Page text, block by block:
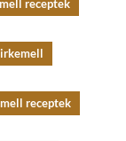
receptek
receptek